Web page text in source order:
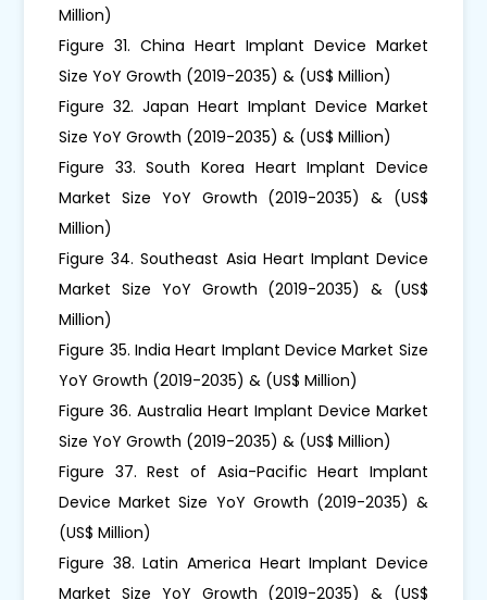
Million)
Figure 31. China Heart Implant Device Market
Size YoY Growth (2019-2035) & (US$ Million)
Figure 32. Japan Heart Implant Device Market
Size YoY Growth (2019-2035) & (US$ Million)
Figure 33. South Korea Heart Implant Device
Market Size YoY Growth (2019-2035) & (US$
Million)
Figure 34. Southeast Asia Heart Implant Device
Market Size YoY Growth (2019-2035) & (US$
Million)
Figure 35. India Heart Implant Device Market Size
YoY Growth (2019-2035) & (US$ Million)
Figure 36. Australia Heart Implant Device Market
Size YoY Growth (2019-2035) & (US$ Million)
Figure 37. Rest of Asia-Pacific Heart Implant
Device Market Size YoY Growth (2019-2035) &
(US$ Million)
Figure 38. Latin America Heart Implant Device
Market Size YoY Growth (2019-2035) & (US$